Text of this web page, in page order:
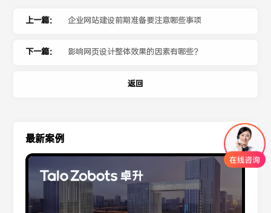
上一篇： 企业网站建设前期准备要注意哪些事项
下一篇： 影响网页设计整体效果的因素有哪些？
返回
最新案例